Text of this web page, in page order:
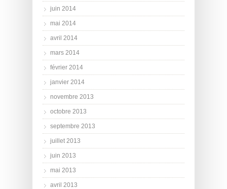
juin 2014
mai 2014
avril 2014
mars 2014
février 2014
janvier 2014
novembre 2013
octobre 2013
septembre 2013
juillet 2013
juin 2013
mai 2013
avril 2013